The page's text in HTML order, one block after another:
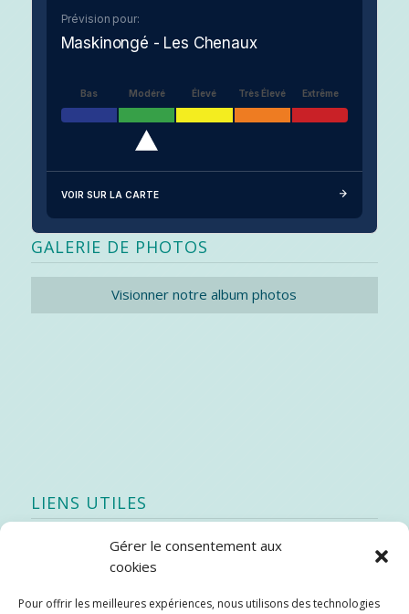
Gérer le consentement aux
cookies
Pour offrir les meilleures expériences, nous utilisons des technologies
Prévision pour:
Maskinongé - Les Chenaux
Bas Modéré Élevé Très Élevé Extrême
VOIR SUR LA CARTE
GALERIE DE PHOTOS
Visionner notre album photos
LIENS UTILES
Quoi de neuf
Stratégie québécoise d’économie d’eau potable